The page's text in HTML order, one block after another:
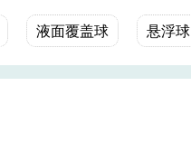
液面覆盖球 悬浮球